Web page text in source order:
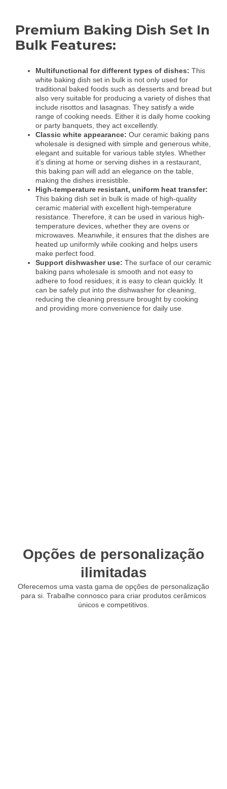
Premium Baking Dish Set In
Bulk Features:
Multifunctional for different types of dishes: This
white baking dish set in bulk is not only used for
traditional baked foods such as desserts and bread but
also very suitable for producing a variety of dishes that
include risottos and lasagnas. They satisfy a wide
range of cooking needs. Either it is daily home cooking
or party banquets, they act excellently.
Classic white appearance: Our ceramic baking pans
wholesale is designed with simple and generous white,
elegant and suitable for various table styles. Whether
it’s dining at home or serving dishes in a restaurant,
this baking pan will add an elegance on the table,
making the dishes irresistible.
High-temperature resistant, uniform heat transfer:
This baking dish set in bulk is made of high-quality
ceramic material with excellent high-temperature
resistance. Therefore, it can be used in various high-
temperature devices, whether they are ovens or
microwaves. Meanwhile, it ensures that the dishes are
heated up uniformly while cooking and helps users
make perfect food.
Support dishwasher use: The surface of our ceramic
baking pans wholesale is smooth and not easy to
adhere to food residues; it is easy to clean quickly. It
can be safely put into the dishwasher for cleaning,
reducing the cleaning pressure brought by cooking
and providing more convenience for daily use.
Opções de personalização
ilimitadas
Oferecemos uma vasta gama de opções de personalização
para si. Trabalhe connosco para criar produtos cerâmicos
únicos e competitivos.